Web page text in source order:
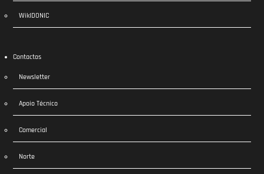
WikIDONIC
Contactos
Newsletter
Apoio Técnico
Comercial
Norte